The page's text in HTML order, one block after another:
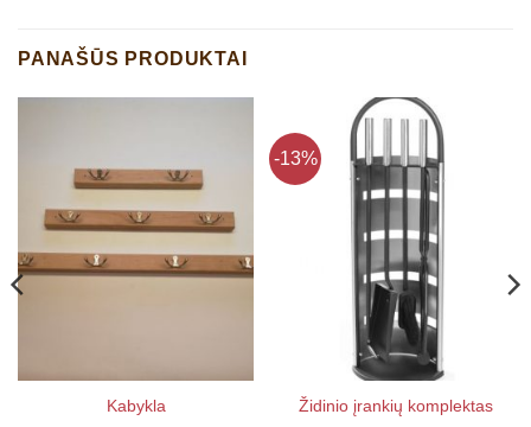
PANAŠŪS PRODUKTAI
Kabykla
-13%
Židinio įrankių komplektas